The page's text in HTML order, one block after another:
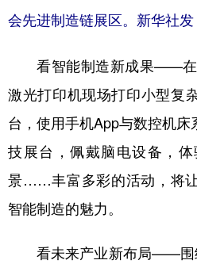
会先进制造链展区。新华社发
看智能制造新成果——在
激光打印机现场打印小型复
台，使用手机App与数控机
技展台，佩戴脑电设备，
景……丰富多彩的活动，将
智能制造的魅力。
看未来产业新布局——围